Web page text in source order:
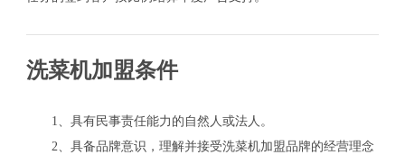
洗菜机加盟条件
1、具有民事责任能力的自然人或法人。
2、具备品牌意识，理解并接受洗菜机加盟品牌的经营理念